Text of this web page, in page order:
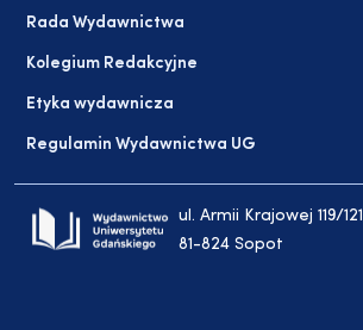
Rada Wydawnictwa
Kolegium Redakcyjne
Etyka wydawnicza
Regulamin Wydawnictwa UG
ul. Armii Krajowej 119/121
81-824 Sopot